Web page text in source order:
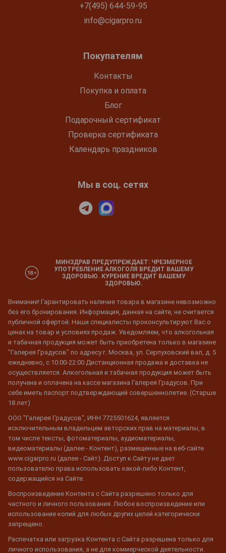
+7(495) 644-59-95
info@cigarpro.ru
Покупателям
Контакты
Покупка и оплата
Блог
Подарочный сертификат
Проверка сертификата
Календарь праздников
Мы в соц. сетях
МИНЗДРАВ ПРЕДУПРЕЖДАЕТ: ЧРЕЗМЕРНОЕ
УПОТРЕБЛЕНИЕ АЛКОГОЛЯ ВРЕДИТ ВАШЕМУ
ЗДОРОВЬЮ. КУРЕНИЕ ВРЕДИТ ВАШЕМУ
ЗДОРОВЬЮ.
Внимание! Гарантировать наличие товара в магазине невозможно
без его бронирования. Информация, данная на сайте, не считается
публичной офертой. Наши специалисты проконсультируют Вас о
ценах на товар и условиях продаж. Уведомляем, что алкогольная
и табачная продукция может быть приобретена только в магазине
"Галерея Градусов" по адресу г. Москва, ул. Серпуховский вал, д. 5
ежедневно, с 10:00-22:00 Дистанционная продажа и доставка не
осуществляется. Алкогольная и табачная продукция может быть
получена и оплачена на кассе магазина Галерея Градусов. При
себе иметь паспорт подтверждающий совершеннолетие. (Старше
18 лет)
ООО "Галерея Градусов", ИНН 7725501624, является
исключительным владельцем авторских прав на материалы, в
том числе тексты, фотоматериалы, аудиоматериалы,
видеоматериалы (далее - Контент), размещенные на веб-сайте
www.cigarpro.ru (далее - Сайт). Доступ к Сайту не дает
пользователю права использовать какой-либо Контент,
содержащийся на Сайте.
Воспроизведение Контента с Сайта разрешено только для
частного и личного пользования. Любое воспроизведение или
использование копий для любых других целей категорически
запрещено.
Распечатка или загрузка Контента с Сайта разрешена только для
личного использования, а не для коммерческой деятельности.